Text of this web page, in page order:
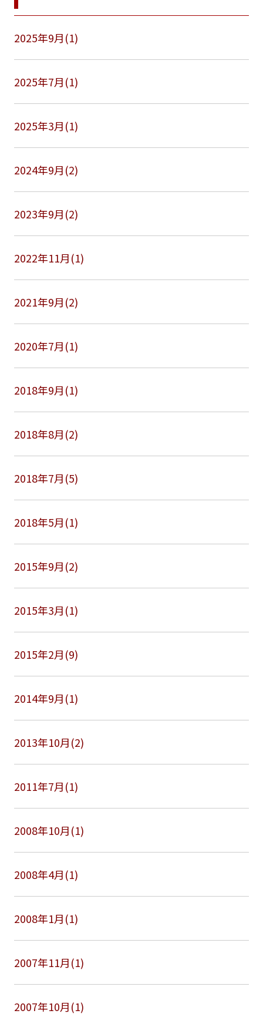
2025年9月(1)
2025年7月(1)
2025年3月(1)
2024年9月(2)
2023年9月(2)
2022年11月(1)
2021年9月(2)
2020年7月(1)
2018年9月(1)
2018年8月(2)
2018年7月(5)
2018年5月(1)
2015年9月(2)
2015年3月(1)
2015年2月(9)
2014年9月(1)
2013年10月(2)
2011年7月(1)
2008年10月(1)
2008年4月(1)
2008年1月(1)
2007年11月(1)
2007年10月(1)